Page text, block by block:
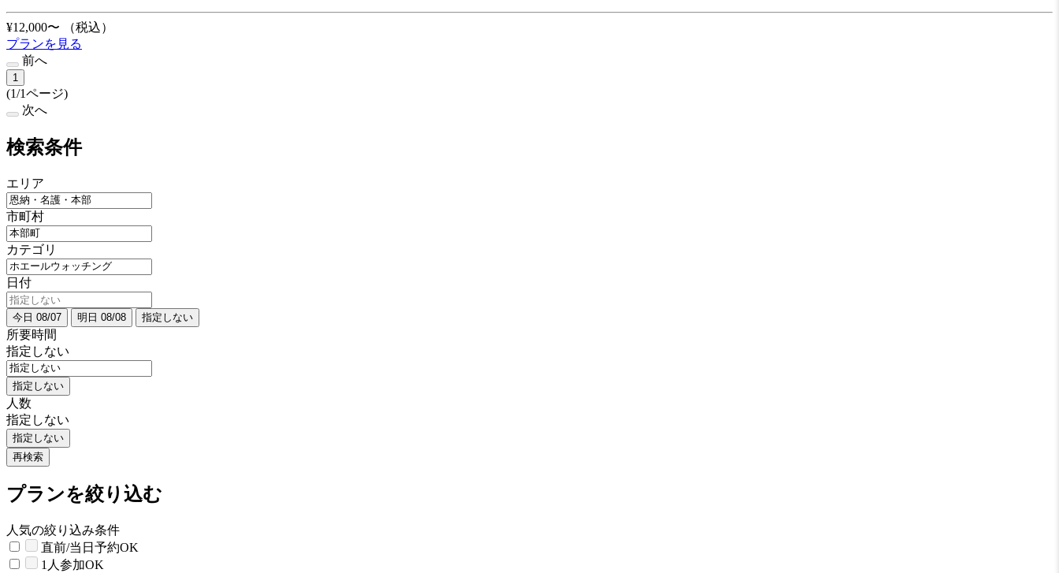
¥12,000〜
（税込）
プランを見る
前へ
1
(1/1ページ)
次へ
検索条件
エリア
市町村
カテゴリ
日付
今日 08/07 明日 08/08 指定しない
所要時間
指定しない
指定しない
人数
指定しない
指定しない
再検索
プランを絞り込む
人気の絞り込み条件
直前/当日予約OK
1人参加OK